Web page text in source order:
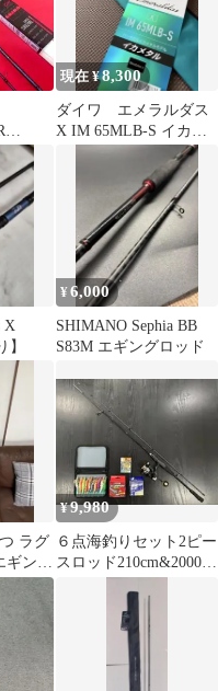
ガイ
現在 ¥8,300
ダイワ エメラルダス
X IM 65MLB-S イカメ
タル
X
】
¥6,000
SHIMANO Sephia BB
S83M エギングロッド
ラグ
ギング
¥9,980
６点海釣りセット2ピー
スロッド210cm&2000番